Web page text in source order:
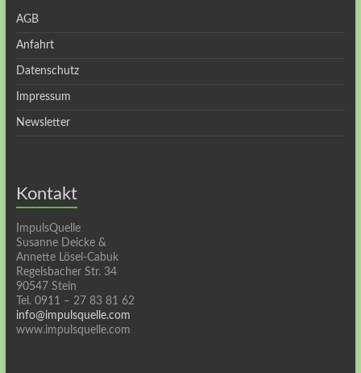
AGB
Anfahrt
Datenschutz
Impressum
Newsletter
Kontakt
ImpulsQuelle
Susanne Deicke &
Annette Lösel-Cabuk
Regelsbacher Str. 34
90547 Stein
Tel. 0911 – 27 83 81 62
info@impulsquelle.com
www.impulsquelle.com